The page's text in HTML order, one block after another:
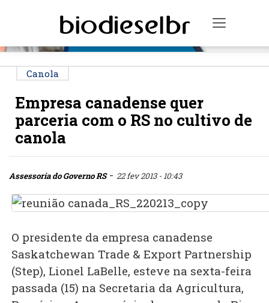
Toggle
Canola
Empresa canadense quer
parceria com o RS no cultivo de
canola
Assessoria do Governo RS- 22 fev 2013 - 10:43
O presidente da empresa canadense
Saskatchewan Trade & Export Partnership
(Step), Lionel LaBelle, esteve na sexta-feira
passada (15) na Secretaria da Agricultura,